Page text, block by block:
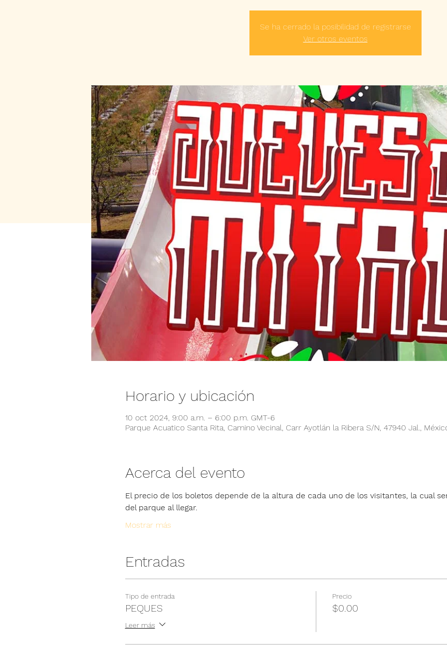
Se ha cerrado la posibilidad de registrarse
Ver otros eventos
Horario y ubicación
10 oct 2024, 9:00 a.m. – 6:00 p.m. GMT-6
Parque Acuatico Santa Rita, Camino Vecinal, Carr Ayotlán la Ribera S/N, 47940 Jal.,
Acerca del evento
El precio de los boletos depende de la altura de cada uno de los visitantes, la cual
del parque al llegar.
Mostrar más
Entradas
Tipo de entrada
PEQUES
Leer más
Precio
$0.00